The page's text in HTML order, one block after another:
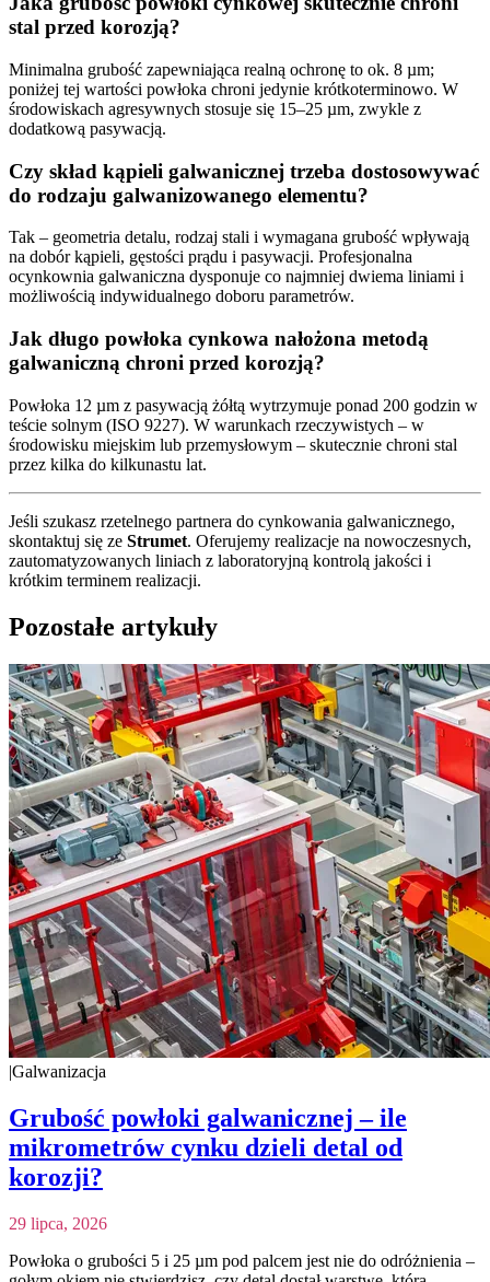
stal przed korozją?
Minimalna grubość zapewniająca realną ochronę to ok. 8 µm;
poniżej tej wartości powłoka chroni jedynie krótkoterminowo. W
środowiskach agresywnych stosuje się 15–25 µm, zwykle z
dodatkową pasywacją.
Czy skład kąpieli galwanicznej trzeba dostosowywać
do rodzaju galwanizowanego elementu?
Tak – geometria detalu, rodzaj stali i wymagana grubość wpływają
na dobór kąpieli, gęstości prądu i pasywacji. Profesjonalna
ocynkownia galwaniczna dysponuje co najmniej dwiema liniami i
możliwością indywidualnego doboru parametrów.
Jak długo powłoka cynkowa nałożona metodą
galwaniczną chroni przed korozją?
Powłoka 12 µm z pasywacją żółtą wytrzymuje ponad 200 godzin w
teście solnym (ISO 9227). W warunkach rzeczywistych – w
środowisku miejskim lub przemysłowym – skutecznie chroni stal
przez kilka do kilkunastu lat.
Jeśli szukasz rzetelnego partnera do cynkowania galwanicznego,
skontaktuj się ze Strumet. Oferujemy realizacje na nowoczesnych,
zautomatyzowanych liniach z laboratoryjną kontrolą jakości i
krótkim terminem realizacji.
Pozostałe artykuły
|Galwanizacja
Grubość powłoki galwanicznej – ile
mikrometrów cynku dzieli detal od
korozji?
29 lipca, 2026
Powłoka o grubości 5 i 25 µm pod palcem jest nie do odróżnienia –